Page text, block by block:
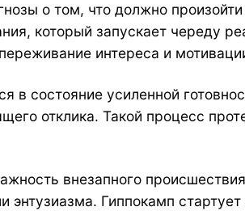
о том, что должно
который запускает череду
интереса и
состояние усиленной
отклика. Такой процесс
внезапного
Гиппокамп